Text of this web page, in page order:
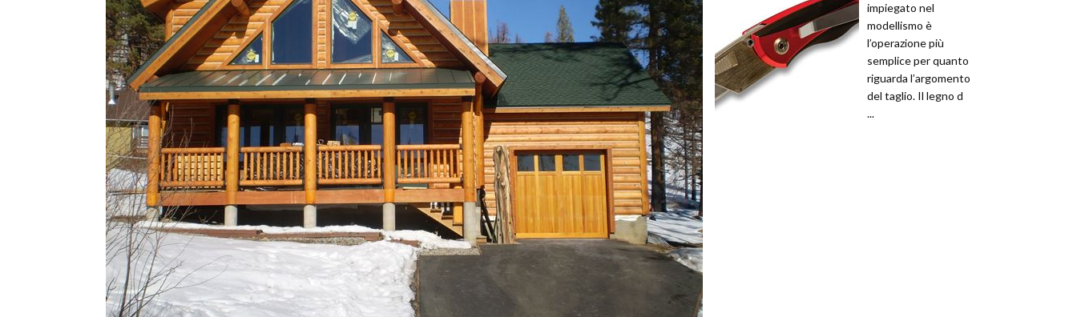
impiegato nel
modellismo è
l’operazione più
semplice per quanto
riguarda l’argomento
del taglio. Il legno d
...